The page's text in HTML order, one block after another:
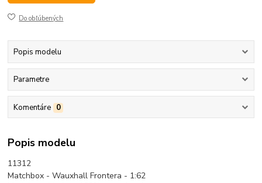
Do obľúbených
Popis modelu
Parametre
Komentáre 0
Popis modelu
11312
Matchbox - Wauxhall Frontera - 1:62